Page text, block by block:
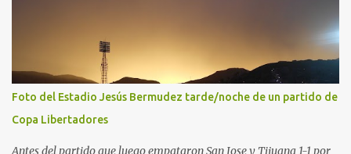
Foto del Estadio Jesús Bermudez tarde/noche de un partido de
Copa Libertadores
Antes del partido que luego empataron San Jose y Tijuana 1-1 por